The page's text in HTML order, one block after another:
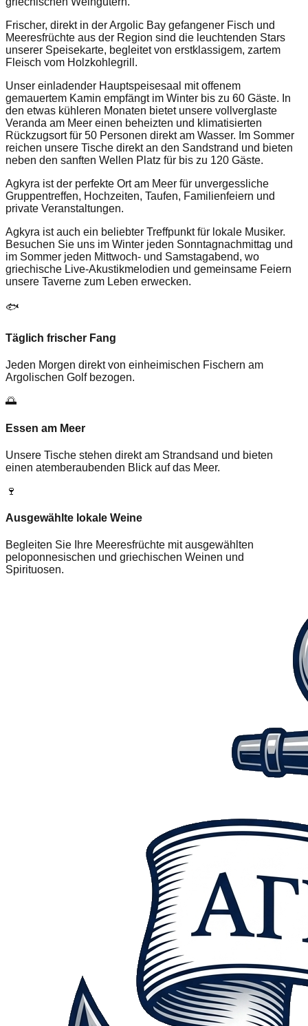
Frischer, direkt in der Argolic Bay gefangener Fisch und
Meeresfrüchte aus der Region sind die leuchtenden Stars
unserer Speisekarte, begleitet von erstklassigem, zartem
Fleisch vom Holzkohlegrill.
Unser einladender Hauptspeisesaal mit offenem
gemauertem Kamin empfängt im Winter bis zu 60 Gäste. In
den etwas kühleren Monaten bietet unsere vollverglaste
Veranda am Meer einen beheizten und klimatisierten
Rückzugsort für 50 Personen direkt am Wasser. Im Sommer
reichen unsere Tische direkt an den Sandstrand und bieten
neben den sanften Wellen Platz für bis zu 120 Gäste.
Agkyra ist der perfekte Ort am Meer für unvergessliche
Gruppentreffen, Hochzeiten, Taufen, Familienfeiern und
private Veranstaltungen.
Agkyra ist auch ein beliebter Treffpunkt für lokale Musiker.
Besuchen Sie uns im Winter jeden Sonntagnachmittag und
im Sommer jeden Mittwoch- und Samstagabend, wo
griechische Live-Akustikmelodien und gemeinsame Feiern
unsere Taverne zum Leben erwecken.
🐟
Täglich frischer Fang
Jeden Morgen direkt von einheimischen Fischern am
Argolischen Golf bezogen.
🌅
Essen am Meer
Unsere Tische stehen direkt am Strandsand und bieten
einen atemberaubenden Blick auf das Meer.
🍷
Ausgewählte lokale Weine
Begleiten Sie Ihre Meeresfrüchte mit ausgewählten
peloponnesischen und griechischen Weinen und
Spirituosen.